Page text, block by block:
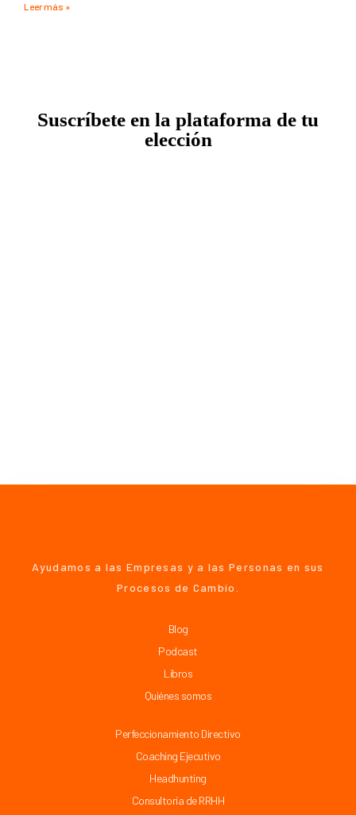
Leer más »
Suscríbete en la plataforma de tu
elección
Ayudamos a las Empresas y a las Personas en sus
Procesos de Cambio.
Blog
Podcast
Libros
Quiénes somos
Perfeccionamiento Directivo
Coaching Ejecutivo
Headhunting
Consultoría de RRHH